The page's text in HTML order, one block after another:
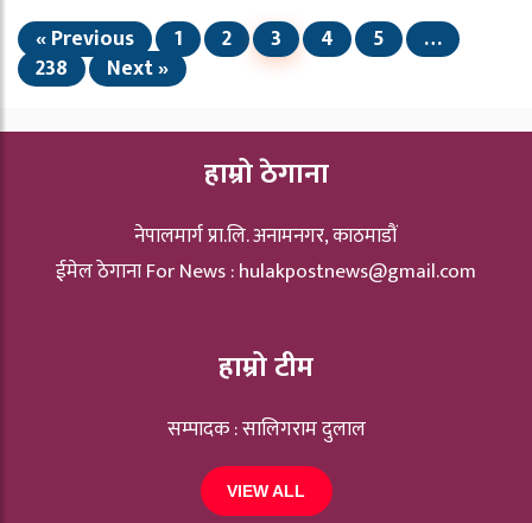
« Previous 1 2 3 4 5
…
238
Next »
हाम्रो ठेगाना
नेपालमार्ग प्रा.लि. अनामनगर, काठमाडौं
ईमेल ठेगाना For News :hulakpostnews@gmail.com
हाम्रो टीम
सम्पादक : सालिगराम दुलाल
VIEW ALL